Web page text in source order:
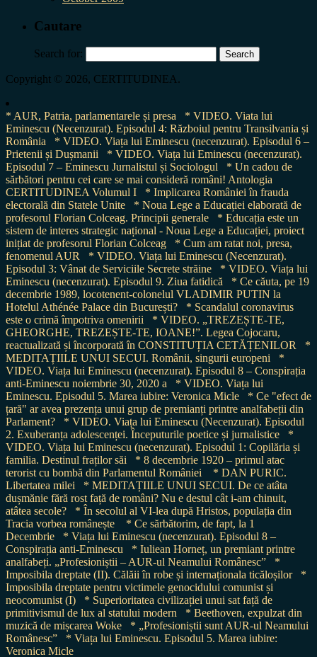
Cautare
Search for:
Copyright © 2026, CERTITUDINEA.
* AUR, Patria, parlamentarele și presa
* VIDEO. Viata lui
Eminescu (Necenzurat). Episodul 4: Războiul pentru Transilvania și
România
* VIDEO. Viața lui Eminescu (necenzurat). Episodul 6 –
Prietenii și Dușmanii
* VIDEO. Viața lui Eminescu (necenzurat).
Episodul 7 – Eminescu Jurnalistul și Sociologul
* Un cadou de
sărbători pentru cei care se mai consideră români! Antologia
CERTITUDINEA Volumul I
* Implicarea României în frauda
electorală din Statele Unite
* Noua Lege a Educației elaborată de
profesorul Florian Colceag. Principii generale
* Educația este un
sistem de interes strategic național - Noua Lege a Educației, proiect
inițiat de profesorul Florian Colceag
* Cum am ratat noi, presa,
fenomenul AUR
* VIDEO. Viața lui Eminescu (Necenzurat).
Episodul 3: Vânat de Serviciile Secrete străine
* VIDEO. Viața lui
Eminescu (necenzurat). Episodul 9. Ziua fatidică
* Ce căuta, pe 19
decembrie 1989, locotenent-colonelul VLADIMIR PUTIN la
Hotelul Athénée Palace din București?
* Scandalul coronavirus
este o crimă împotriva omenirii
* VIDEO. „TREZEȘTE-TE,
GHEORGHE, TREZEȘTE-TE, IOANE!”. Legea Cojocaru,
reactualizată și încorporată în CONSTITUȚIA CETĂȚENILOR
*
MEDITAȚIILE UNUI SECUI. Românii, singurii europeni
*
VIDEO. Viața lui Eminescu (necenzurat). Episodul 8 – Conspirația
anti-Eminescu noiembrie 30, 2020 a
* VIDEO. Viața lui
Eminescu. Episodul 5. Marea iubire: Veronica Micle
* Ce "efect de
țară" ar avea prezența unui grup de premianți printre analfabeții din
Parlament?
* VIDEO. Viața lui Eminescu (Necenzurat). Episodul
2. Exuberanța adolescenței. Începuturile poetice și jurnalistice
*
VIDEO. Viața lui Eminescu (necenzurat). Episodul 1: Copilăria și
familia. Destinul fraților săi
* 8 decembrie 1920 – primul atac
terorist cu bombă din Parlamentul României
* DAN PURIC.
Libertatea milei
* MEDITAȚIILE UNUI SECUI. De ce atâta
dușmănie fără rost față de români? Nu e destul cât i-am chinuit,
atâtea secole?
* În secolul al VI-lea după Hristos, populația din
Tracia vorbea românește
* Ce sărbătorim, de fapt, la 1
Decembrie
* Viața lui Eminescu (necenzurat). Episodul 8 –
Conspirația anti-Eminescu
* Iuliean Horneț, un premiant printre
analfabeți. „Profesioniștii – AUR-ul Neamului Românesc”
*
Imposibila dreptate (II). Călăii în robe și internaționala ticăloșilor
*
Imposibila dreptate pentru victimele genocidului comunist și
neocomunist (I)
* Superioritatea civilizației unui sat față de
primitivismul de lux al statului modern
* Beethoven, expulzat din
muzică de mișcarea Woke
* „Profesioniștii sunt AUR-ul Neamului
Românesc”
* Viața lui Eminescu. Episodul 5. Marea iubire:
Veronica Micle